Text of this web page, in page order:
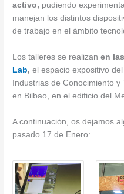
activo, pudiendo
manejan los distintos
de trabajo en el ámbito
Los talleres se realizanen
Lab, el espacio expositivo
Industrias de Conocimiento
en Bilbao, en el edificio del
A continuación, os dejamos
pasado 17 de Enero: